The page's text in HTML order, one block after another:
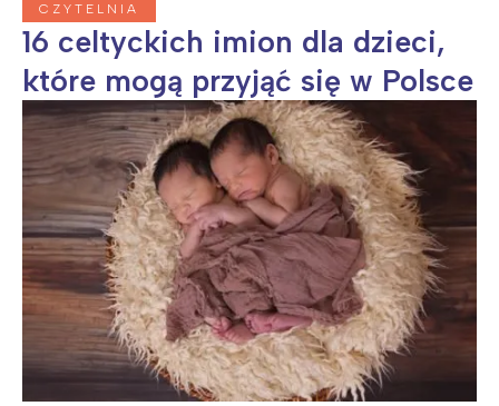
CZYTELNIA
16 celtyckich imion dla dzieci,
które mogą przyjąć się w Polsce